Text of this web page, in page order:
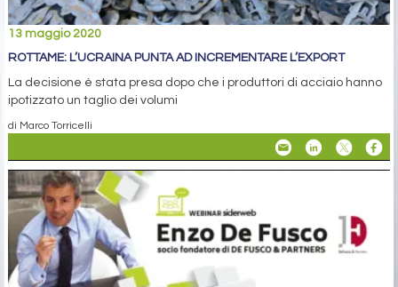
13 maggio 2020
ROTTAME: L’UCRAINA PUNTA AD INCREMENTARE L’EXPORT
La decisione è stata presa dopo che i produttori di acciaio hanno
ipotizzato un taglio dei volumi
di Marco Torricelli